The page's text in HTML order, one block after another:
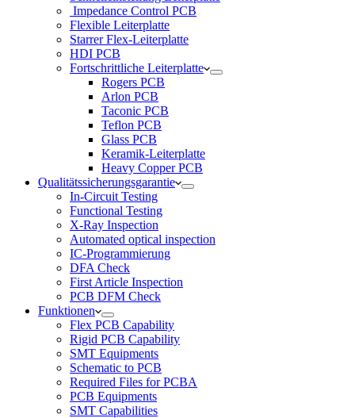
Impedance Control PCB
Flexible Leiterplatte
Starrer Flex-Leiterplatte
HDI PCB
Fortschrittliche Leiterplatte
Rogers PCB
Arlon PCB
Taconic PCB
Teflon PCB
Glass PCB
Keramik-Leiterplatte
Heavy Copper PCB
Qualitätssicherungsgarantie
In-Circuit Testing
Functional Testing
X-Ray Inspection
Automated optical inspection
IC-Programmierung
DFA Check
First Article Inspection
PCB DFM Check
Funktionen
Flex PCB Capability
Rigid PCB Capability
SMT Equipments
Schematic to PCB
Required Files for PCBA
PCB Equipments
SMT Capabilities